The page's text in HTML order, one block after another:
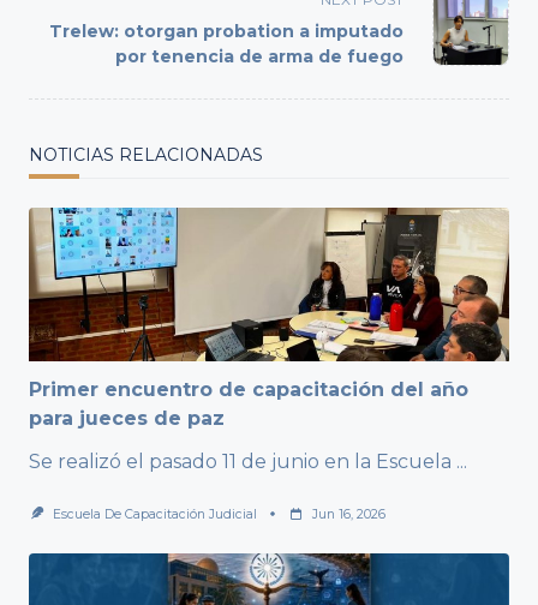
reader-
text">Page</span>
Trelew: otorgan probation a imputado
por tenencia de arma de fuego
NOTICIAS RELACIONADAS
Primer encuentro de capacitación del año
para jueces de paz
Se realizó el pasado 11 de junio en la Escuela ...
Escuela De Capacitación Judicial Jun 16, 2026